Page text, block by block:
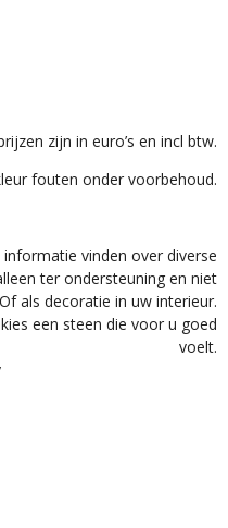
zijn in euro’s en incl btw.
fouten onder voorbehoud.
vinden over diverse
ter ondersteuning en niet
als decoratie in uw interieur.
een steen die voor u goed
voelt.